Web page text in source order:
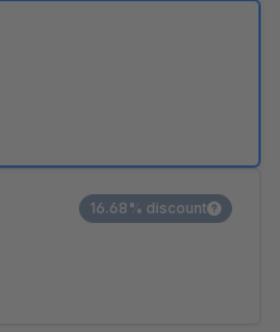
16.68% discount